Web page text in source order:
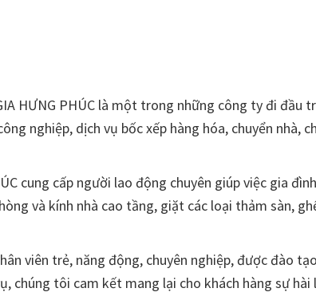
HƯNG PHÚC là một trong những công ty đi đầu
nghiệp, dịch vụ bốc xếp hàng hóa, chuyển nhà,
cung cấp người lao động chuyên giúp việc gia
và kính nhà cao tầng, giặt các loại thảm sàn,
viên trẻ, năng động, chuyên nghiệp, được đào
chúng tôi cam kết mang lại cho khách hàng sự hài